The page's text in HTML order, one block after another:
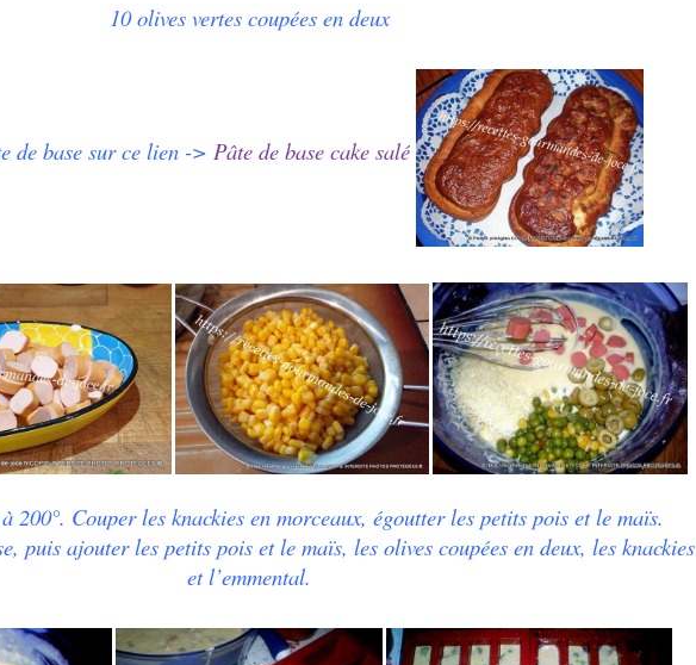
10olives vertes coupées en deux
de base sur ce lien -> Pâte de base cake salé
200°. Couper les knackies en morceaux, égoutter les petits pois et le maïs.
puis ajouterles petits pois et le maïs, les olives coupées en deux, les knackies
et l’emmental.